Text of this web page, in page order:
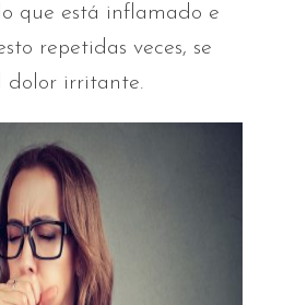
que está inflamado e
repetidas veces, se
dolor irritante.